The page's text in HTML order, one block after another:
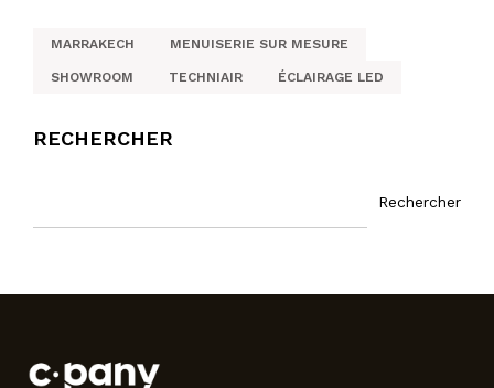
MARRAKECH MENUISERIE SUR MESURE
SHOWROOM TECHNIAIR ÉCLAIRAGE LED
RECHERCHER
Rechercher